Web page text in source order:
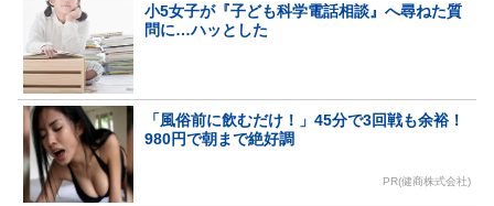
小5女子が『子ども科学電話相談』へ尋ねた質
問に…ハッとした
「風俗前に飲むだけ！」45分で3回戦も余裕！
980円で朝まで絶好調
PR(健商株式会社)